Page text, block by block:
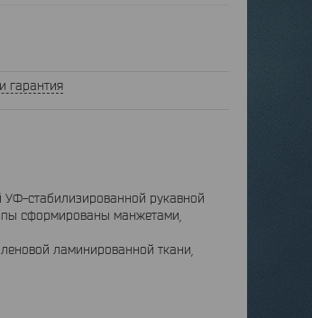
гарантия
УФ-стабилизированной рукавной
сформированы манжетами,
ламинированной ткани,